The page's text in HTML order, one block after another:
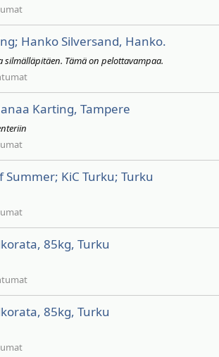
Hanko Silversand, Hanko.
Tämä on pelottavampaa.
Karting, Tampere
Summer; KiC Turku; Turku
85kg, Turku
85kg, Turku